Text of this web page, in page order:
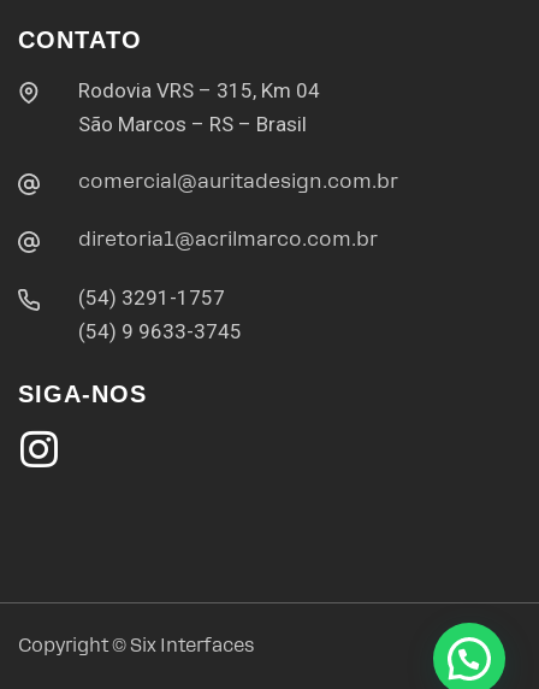
CONTATO
Rodovia VRS – 315, Km 04
São Marcos – RS – Brasil
comercial@auritadesign.com.br
diretoria1@acrilmarco.com.br
(54) 3291-1757
(54) 9 9633-3745
SIGA-NOS
Copyright ©Six Interfaces